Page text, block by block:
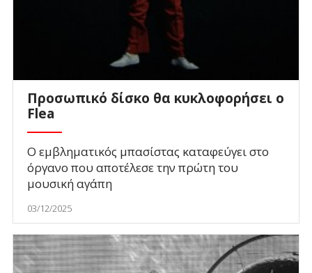
Προσωπικό δίσκο θα κυκλοφορήσει ο
Flea
Ο εμβληματικός μπασίστας καταφεύγει στο
όργανο που αποτέλεσε την πρώτη του
μουσική αγάπη
03/12/2025